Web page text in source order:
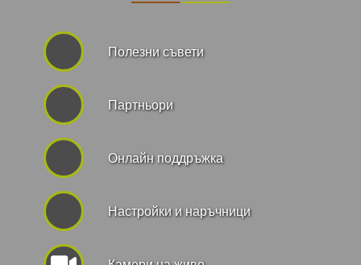
Полезни съвети
Партньори
Онлайн поддръжка
Hастройки и наръчници